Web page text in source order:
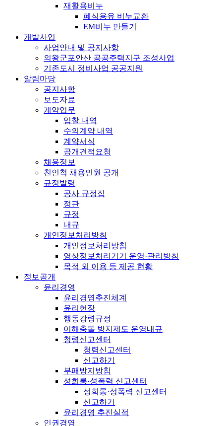
재활용비누
폐식용유 비누교환
EM비누 만들기
개발사업
사업안내 및 공지사항
의왕군포안산 공공주택지구 조성사업
기존도시 정비사업 공공지원
알림마당
공지사항
보도자료
계약업무
입찰 내역
수의계약 내역
계약서식
공개견적요청
채용정보
친인척 채용인원 공개
규정발령
공사 규정집
정관
규정
내규
개인정보처리방침
개인정보처리방침
영상정보처리기기 운영·관리방침
목적 외 이용 등 제공 현황
정보공개
윤리경영
윤리경영추진체계
윤리헌장
행동강령규정
이해충돌 방지제도 운영내규
청렴신고센터
청렴신고센터
신고하기
부패방지방침
성희롱·성폭력 신고센터
성희롱·성폭력 신고센터
신고하기
윤리경영 추진실적
인권경영